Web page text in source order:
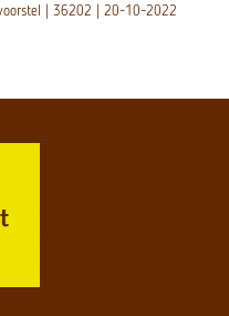
| 36202 | 20-10-2022